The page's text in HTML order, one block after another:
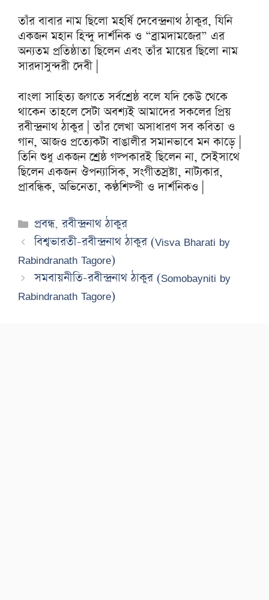
তাঁর বাবার নাম ছিলো মহর্ষি দেবেন্দ্রনাথ ঠাকুর, যিনি
একজন মহান হিন্দু দার্শনিক ও “ব্রামদামজের” এর
অন্যতম প্রতিষ্ঠাতা ছিলেন এবং তাঁর মায়ের ছিলো নাম
সারদাসুন্দরী দেবী |
বাংলা সাহিত্য জগতে সর্বশ্রেষ্ঠ বলে যদি কেউ থেকে
থাকেন তাহলে সেটা অবশ্যই আমাদের সকলের প্রিয়
রবীন্দ্রনাথ ঠাকুর | তাঁর লেখা অসাধারণ সব কবিতা ও
গান, আজও প্রত্যেকটা বাঙালীর সমানভাবে মন কাড়ে |
তিনি শুধু একজন শ্রেষ্ঠ গল্পকারই ছিলেন না, সেইসাথে
ছিলেন একজন ঔপন্যাসিক, সংগীতস্রষ্টা, নাট্যকার,
প্রাবন্ধিক, অভিনেতা, কণ্ঠশিল্পী ও দার্শনিকও |
Categories
প্রবন্ধ,রবীন্দ্রনাথ ঠাকুর
বিশ্বভারতী-রবীন্দ্রনাথ ঠাকুর (Visva Bharati by
Rabindranath Tagore)
সমবায়নীতি-রবীন্দ্রনাথ ঠাকুর (Somobayniti by
Rabindranath Tagore)